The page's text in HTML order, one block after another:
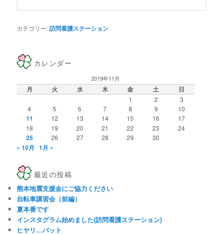
カテゴリー:訪問看護ステーション
カレンダー
2019年11月
月 火 水 木 金 土 日
1 2
3
4
5 6 7 8 9 10
11 12 13 14 15 16
17
18
19 20 21 22 23 24
25 26 27 28 29 30
« 10月 1月 »
最近の投稿
熊本地震支援金にご協力ください
自転車講習会（前編）
夏本番です
インスタグラム始めました(訪問看護ステーション)
ヒヤリ…バット